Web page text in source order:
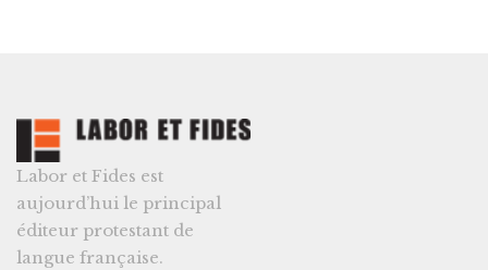
Labor et Fides est
aujourd’hui le principal
éditeur protestant de
langue française.